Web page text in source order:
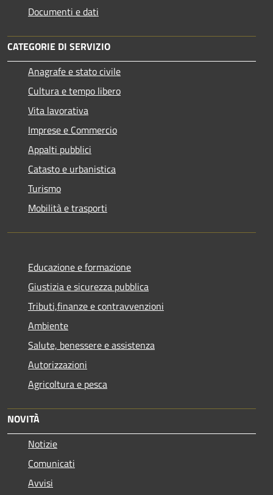
Documenti e dati
CATEGORIE DI SERVIZIO
Anagrafe e stato civile
Cultura e tempo libero
Vita lavorativa
Imprese e Commercio
Appalti pubblici
Catasto e urbanistica
Turismo
Mobilità e trasporti
Educazione e formazione
Giustizia e sicurezza pubblica
Tributi,finanze e contravvenzioni
Ambiente
Salute, benessere e assistenza
Autorizzazioni
Agricoltura e pesca
NOVITÀ
Notizie
Comunicati
Avvisi